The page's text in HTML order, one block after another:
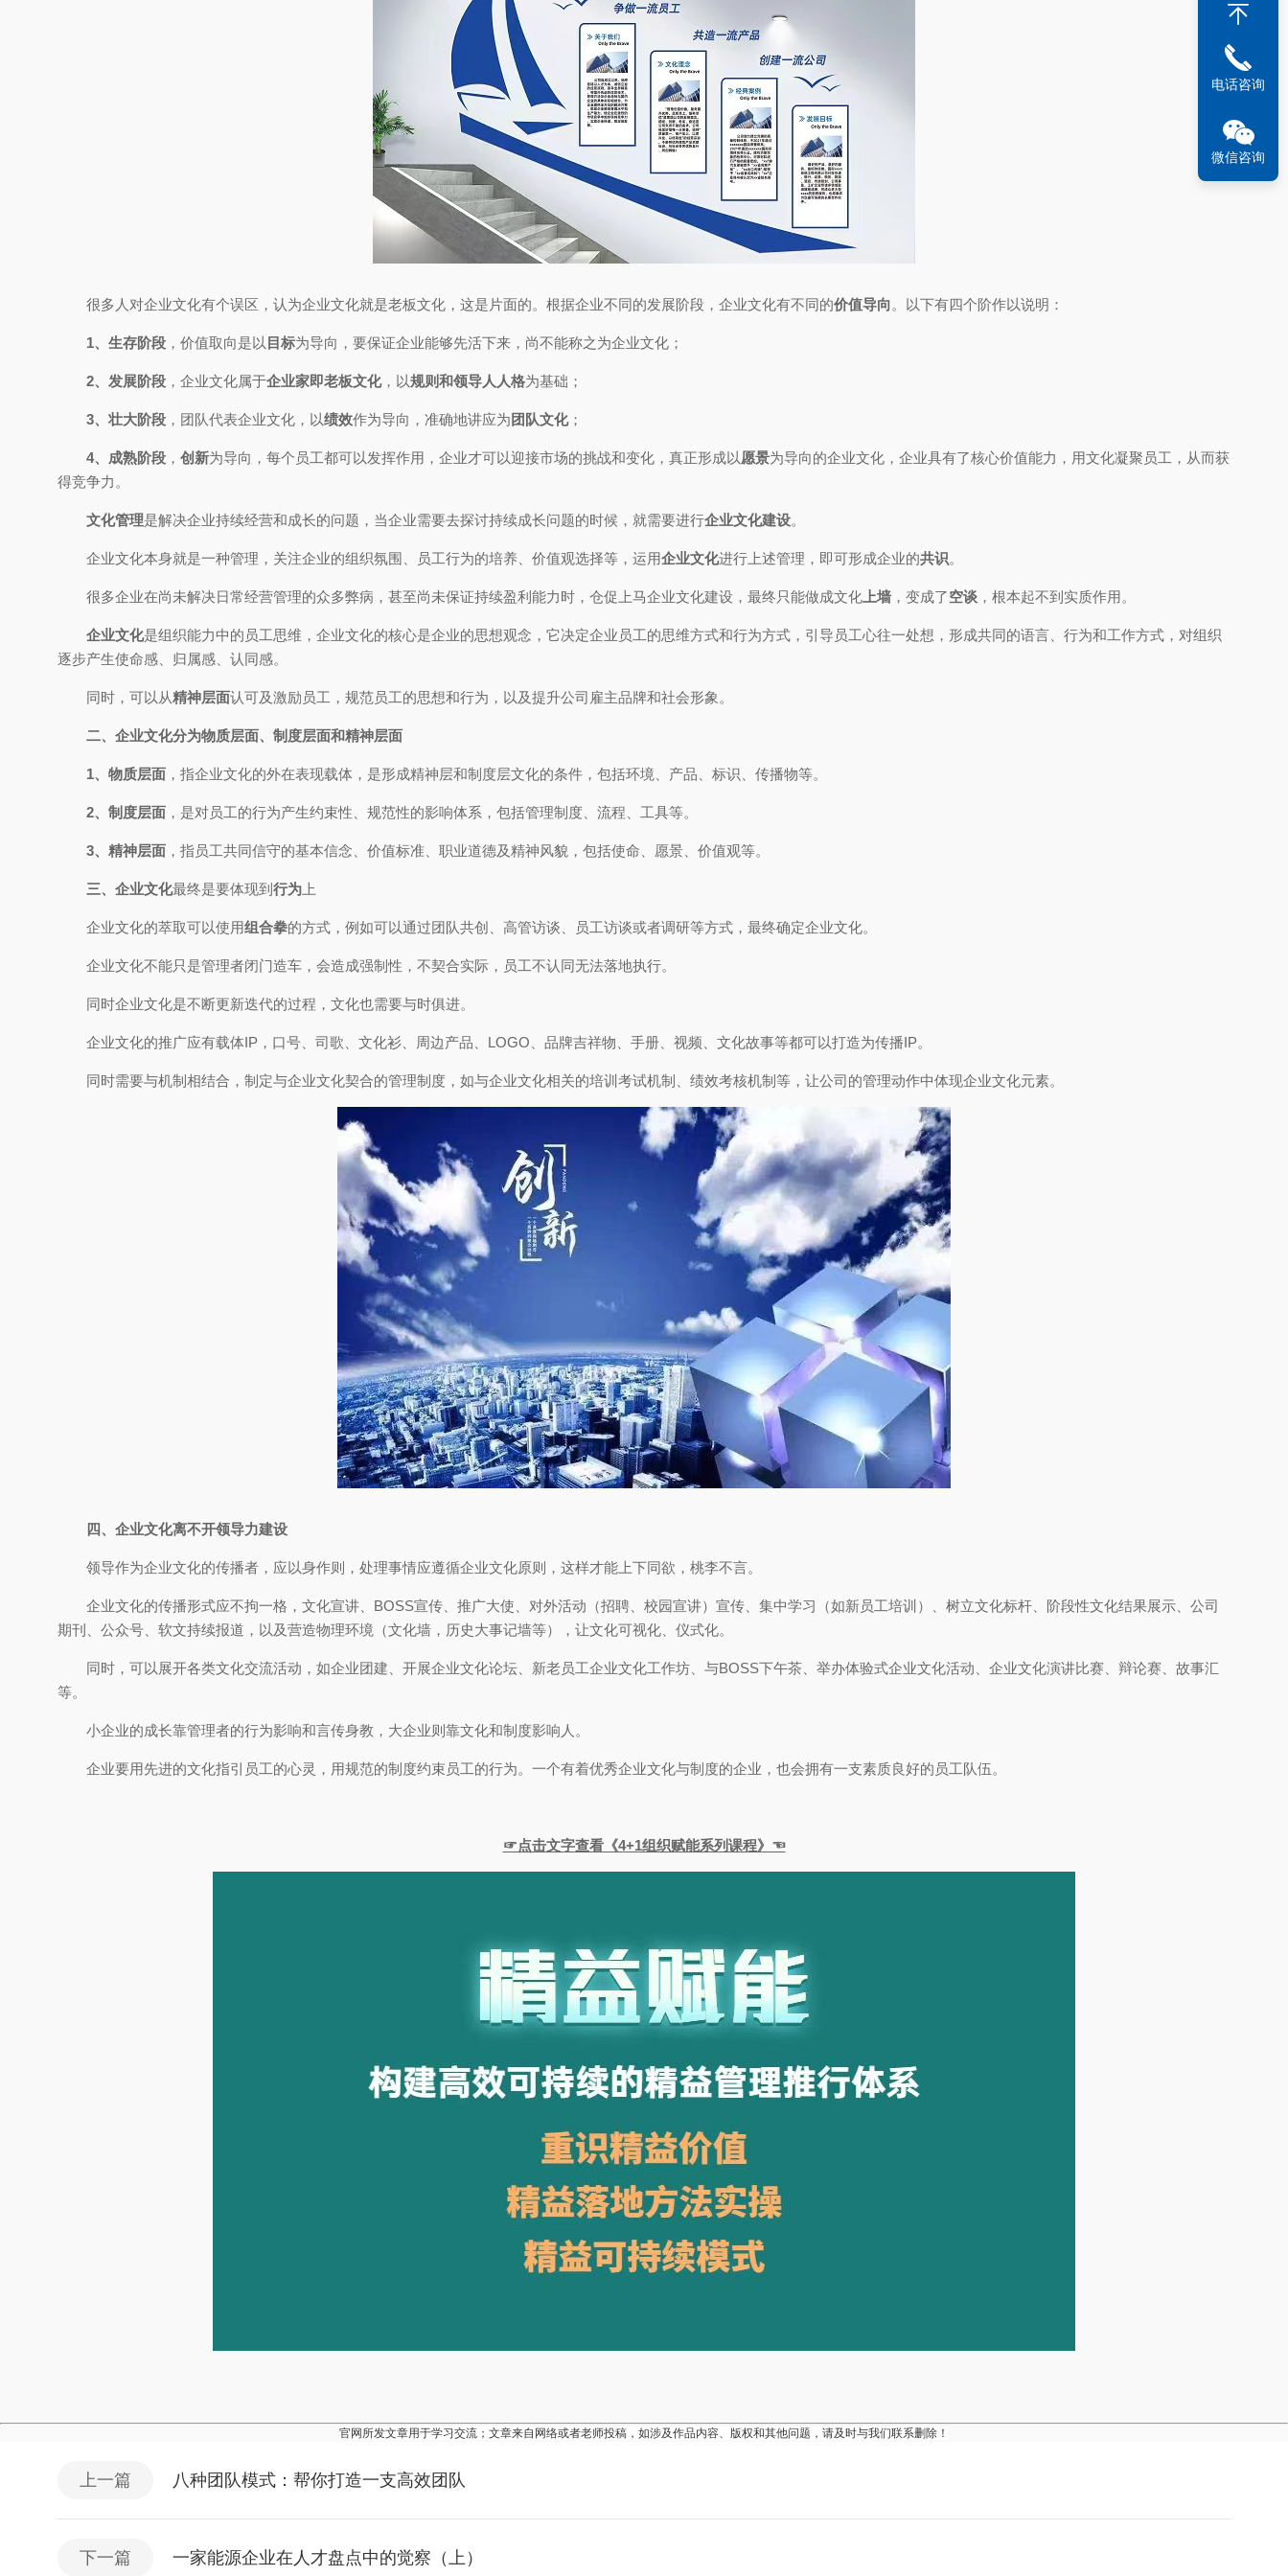
很多人对企业文化有个误区，认为企业文化就是老板文化，这是片面的。 根据企业不同的发展阶段，企业文化有不同的价值导向。以下有四个阶作以说明：
1、生存阶段 ，价值取向是以 目标为导向，要保证企业能够先活下来，尚不能称之为企业文化；
2、发展阶段 ，企业文化属于企业家即老板文化，以规则和领导人人格为基础；
3、壮大阶段 ，团队代表企业文化，以绩效作为导向，准确地讲应为 团队文化；
4、成熟阶段 ， 创新为导向，每个员工都可以发挥作用，企业才可以迎接市场的挑战和变化，真正形成以愿景为导向的企业文化，企业具有了核心价值能力，用文化凝聚员工，从而获
得竞争力。
文化管理是解决企业持续经营和成长的问题，当企业需要去探讨持续成长问题的时候，就需要进行企业文化建设。
企业文化本身就是一种管理，关注企业的组织氛围、员工行为的培养、价值观选择等，运用企业文化进行上述管理，即可形成企业的共识。
很多企业在尚未解决日常经营管理的众多弊病，甚至尚未保证持续盈利能力时，仓促上马企业文化建设，最终只能做成文化 上墙 ，变成了空谈 ，根本起不到实质作用。
企业文化是组织能力中的员工思维，企业文化的核心是企业的思想观念，它决定企业员工的思维方式和行为方式，引导员工心往一处想，形成共同的语言、行为和工作方式，对组织
逐步产生使命感、归属感、认同感。
同时，可以从精神层面认可及激励员工，规范员工的思想和行为，以及提升公司雇主品牌和社会形象。
二、企业文化分为物质层面、制度层面和精神层面
1、物质层面 ，指企业文化的外在表现载体，是形成精神层和制度层文化的条件，包括环境、产品、标识、传播物等。
2、制度层面 ，是对员工的行为产生约束性、规范性的影响体系，包括管理制度、流程、工具等。
3、精神层面 ，指员工共同信守的基本信念、价值标准、职业道德及精神风貌，包括使命、愿景、价值观等。
三、企业文化最终是要体现到 行为 上
企业文化的萃取可以使用组合拳的方式，例如可以通过团队共创、高管访谈、员工访谈或者调研等方式，最终确定企业文化。
企业文化不能只是管理者闭门造车，会造成强制性，不契合实际，员工不认同无法落地执行。
同时企业文化是不断更新迭代的过程，文化也需要与时俱进。
企业文化的推广应有载体IP，口号、司歌、文化衫、周边产品、LOGO、品牌吉祥物、手册、视频、文化故事等都可以打造为传播IP。
同时需要与机制相结合，制定与企业文化契合的管理制度，如与企业文化相关的培训考试机制、绩效考核机制等，让公司的管理动作中体现企业文化元素。
四、企业文化离不开领导力建设
领导作为企业文化的传播者，应以身作则，处理事情应遵循企业文化原则，这样才能上下同欲，桃李不言。
企业文化的传播形式应不拘一格，文化宣讲、BOSS宣传、推广大使、对外活动（招聘、校园宣讲）宣传、集中学习（如新员工培训）、树立文化标杆、阶段性文化结果展示、公司
期刊、公众号、软文持续报道，以及营造物理环境（文化墙，历史大事记墙等），让文化可视化、仪式化。
同时，可以展开各类文化交流活动，如企业团建、开展企业文化论坛、新老员工企业文化工作坊、与BOSS下午茶、举办体验式企业文化活动、企业文化演讲比赛、辩论赛、故事汇
等。
小企业的成长靠管理者的行为影响和言传身教，大企业则靠文化和制度影响人。
企业要用先进的文化指引员工的心灵，用规范的制度约束员工的行为。一个有着优秀企业文化与制度的企业，也会拥有一支素质良好的员工队伍。
☞点击文字查看《4+1组织赋能系列课程》☜
官网所发文章用于学习交流；文章来自网络或者老师投稿，如涉及作品内容、版权和其他问题，请及时与我们联系删除！
上一篇 八种团队模式：帮你打造一支高效团队
下一篇 一家能源企业在人才盘点中的觉察（上）
电话咨询
微信咨询